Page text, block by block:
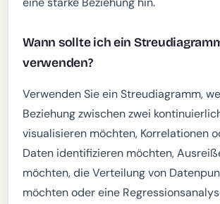
Wann sollte ich ein
verwenden?
Verwenden Sie ein Streudiagramm,
Beziehung zwischen zwei
visualisieren möchten, Korrelationen
Daten identifizieren möchten,
möchten, die Verteilung von
möchten oder eine